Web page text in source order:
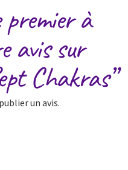
premier à
avis sur
Chakras”
un avis.